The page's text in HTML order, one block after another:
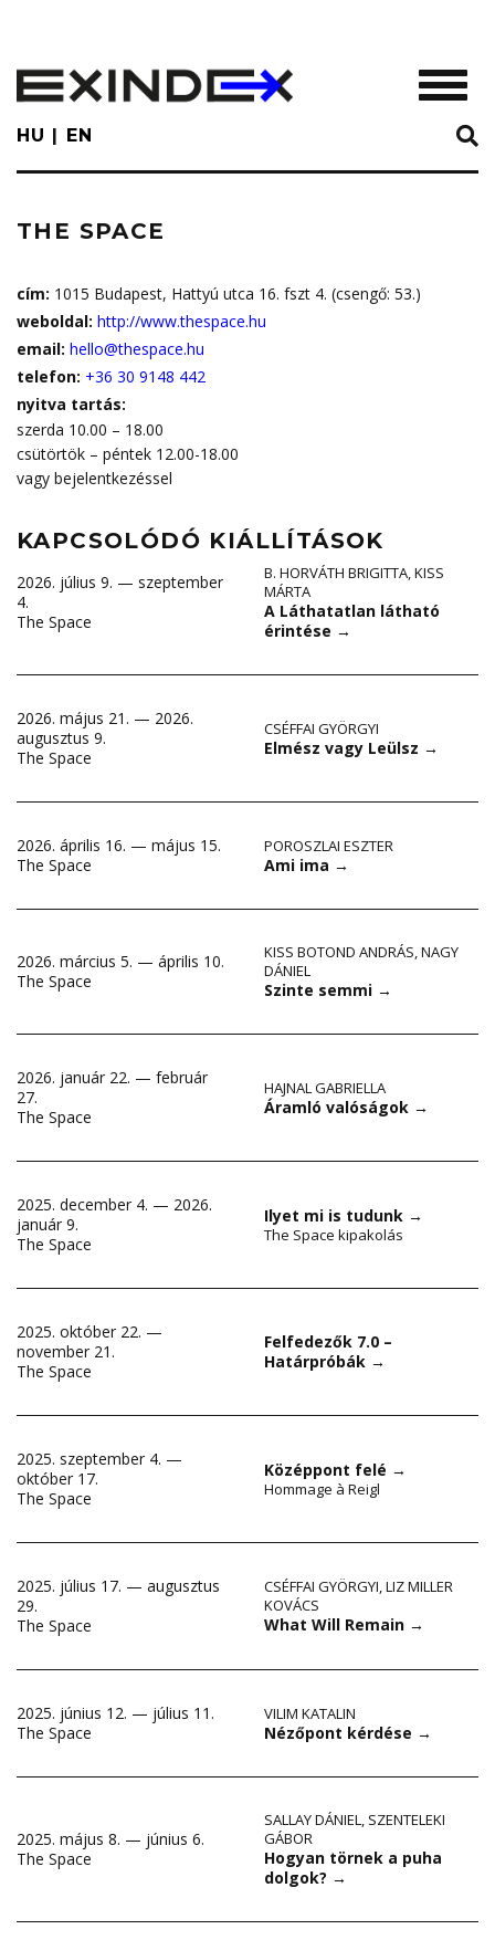
main
content
HU EN
THE SPACE
cím: 1015 Budapest, Hattyú utca 16. fszt 4. (csengő: 53.)
weboldal: http://www.thespace.hu
email: hello@thespace.hu
telefon: +36 30 9148 442
nyitva tartás:
szerda 10.00 – 18.00
csütörtök – péntek 12.00-18.00
vagy bejelentkezéssel
KAPCSOLÓDÓ KIÁLLÍTÁSOK
2026. július 9. — szeptember
4.
The Space
B. HORVÁTH BRIGITTA,KISS
MÁRTA
A Láthatatlan látható
érintése →
2026. május 21. — 2026.
augusztus 9.
The Space
CSÉFFAI GYÖRGYI
Elmész vagy Leülsz →
2026. április 16. — május 15.
The Space
POROSZLAI ESZTER
Ami ima →
2026. március 5. — április 10.
The Space
KISS BOTOND ANDRÁS,NAGY
DÁNIEL
Szinte semmi →
2026. január 22. — február
27.
The Space
HAJNAL GABRIELLA
Áramló valóságok →
2025. december 4. — 2026.
január 9.
The Space
Ilyet mi is tudunk →
The Space kipakolás
2025. október 22. —
november 21.
The Space
Felfedezők 7.0 –
Határpróbák →
2025. szeptember 4. —
október 17.
The Space
Középpont felé →
Hommage à Reigl
2025. július 17. — augusztus
29.
The Space
CSÉFFAI GYÖRGYI,LIZ MILLER
KOVÁCS
What Will Remain →
2025. június 12. — július 11.
The Space
VILIM KATALIN
Nézőpont kérdése →
2025. május 8. — június 6.
The Space
SALLAY DÁNIEL, SZENTELEKI
GÁBOR
Hogyan törnek a puha
dolgok? →